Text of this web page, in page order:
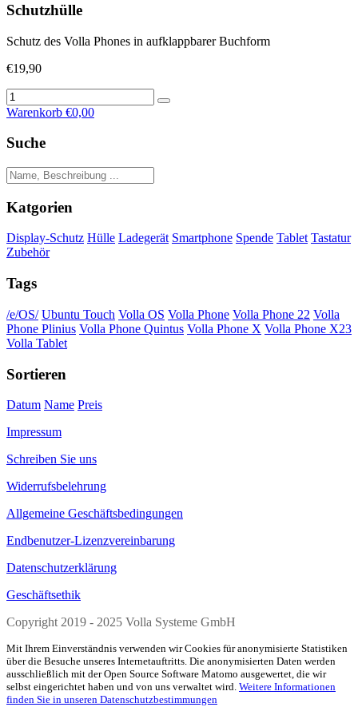
Schutzhülle
Schutz des Volla Phones in aufklappbarer Buchform
€19,90
Warenkorb €0,00
Suche
Katgorien
Display-Schutz Hülle Ladegerät Smartphone Spende Tablet Tastatur
Zubehör
Tags
/e/OS/ Ubuntu Touch Volla OS Volla Phone Volla Phone 22 Volla
Phone Plinius Volla Phone Quintus Volla Phone X Volla Phone X23
Volla Tablet
Sortieren
Datum Name Preis
Impressum
Schreiben Sie uns
Widerrufsbelehrung
Allgemeine Geschäftsbedingungen
Endbenutzer-Lizenzvereinbarung
Datenschutzerklärung
Geschäftsethik
Copyright 2019 - 2025 Volla Systeme GmbH
Mit Ihrem Einverständnis verwenden wir Cookies für anonymisierte Statistiken
über die Besuche unseres Internetauftritts. Die anonymisierten Daten werden
ausschließlich mit der Open Source Software Matomo ausgewertet, die wir
selbst eingerichtet haben und von uns verwaltet wird. Weitere Informationen
finden Sie in unseren Datenschutzbestimmungen